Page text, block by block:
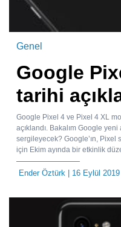
Genel
Google
tarihi
Google Pixel 4 ve Pixel 4 XL
açıklandı. Bakalım Google
sergileyecek? Google’ın, Pixel
için Ekim ayında bir etkinlik
Ender Öztürk | 16 Eylül 2019